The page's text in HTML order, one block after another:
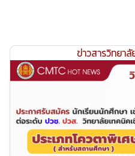
ข่าวสารวิทยาลั